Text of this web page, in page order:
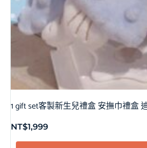
1 gift set客製新生兒禮盒 安撫巾禮盒
NT$1,999